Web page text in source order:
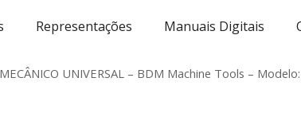
Representações Manuais Digitais
UNIVERSAL – BDM Machine Tools –